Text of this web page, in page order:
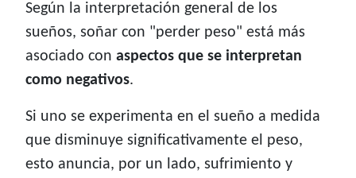
Según la interpretación general de los
sueños, soñar con "perder peso" está más
asociado con aspectos que se interpretan
como negativos.
Si uno se experimenta en el sueño a medida
que disminuye significativamente el peso,
esto anuncia, por un lado, sufrimiento y